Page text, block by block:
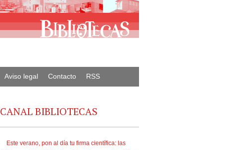
Aviso legal Contacto RSS
CANAL BIBLIOTECAS
Este verano, pon al día tu firma científica: las